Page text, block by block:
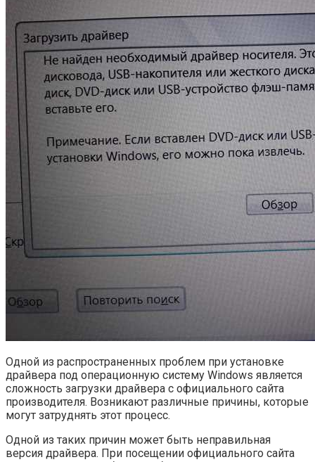
Одной из распространенных проблем при установке
драйвера под операционную систему Windows является
сложность загрузки драйвера с официального сайта
производителя. Возникают различные причины, которые
могут затруднять этот процесс.
Одной из таких причин может быть неправильная
версия драйвера. При посещении официального сайта